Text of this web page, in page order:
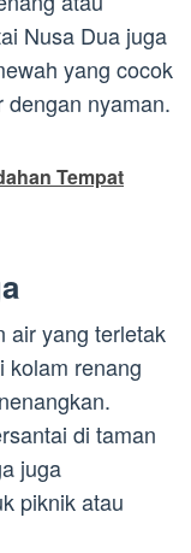
Nusa Dua juga
yang cocok
dengan nyaman.
Tempat
air yang terletak
kolam renang
di taman
juga
piknik atau